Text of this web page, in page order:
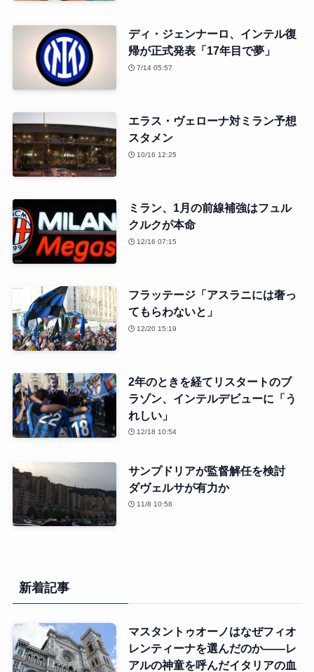
ディ・ジェンナーロ、インテル復
帰が正式発表「17年目で夢」
7/14 05:57
エラス・ヴェローナ対ミラン予想
スタメン
10/16 12:25
ミラン、1月の前線補強はフュル
クルクが本命
12/16 07:15
フラッテージ「アスラニには奢っ
てもらわないと」
12/20 15:19
2年のときを経てリスタートのブ
ラゾン、インテルデビューに「う
れしい」
12/18 10:54
サンプドリアが監督解任を検討
ダヴェルサが有力か
11/8 10:58
新着記事
マスタントゥオーノはなぜフィオ
レンティーナを選んだのか――レ
アルの神童を呼んだイタリアの血